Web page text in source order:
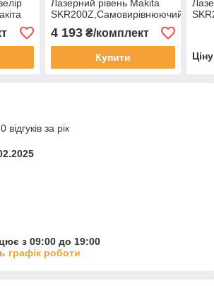
Лазерний рівень Makita
SKR200Z,Самовирівнюючий
лінійний, Ротаційні лазерні
нівеліри 24V
4 193₴/комплект
Купити
за рік
з 09:00 до 19:00
графік роботи